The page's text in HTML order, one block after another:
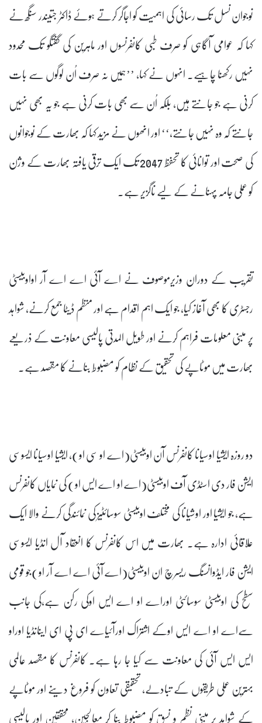
نوجوان نسل تک رسائی کی اہمیت کو اجاگر کرتے ہوئے ڈاکٹر جتیندر سنگھ نے
کہا کہ عوامی آگاہی کو صرف طبی کانفرنسوں اور ماہرین کی گفتگو تک محدود
نہیں رکھنا چاہیے۔ انہوں نے کہا، ’’ہمیں نہ صرف اُن لوگوں سے بات
کرنی ہے جو جانتے ہیں، بلکہ اُن سے بھی بات کرنی ہے جو یہ بھی نہیں
جانتے کہ وہ نہیں جانتے،‘‘ اور انھوں نے مزید کہا کہ بھارت کے نوجوانوں
کی صحت اور توانائی کا تحفظ 2047 تک ایک ترقی یافتہ بھارت کے وژن
کو عملی جامہ پہنانے کے لیے ناگزیر ہے۔
تقریب کے دوران وزیرموصوف نے اے آئی اے اے آر اواوبیسٹی
رجسٹری کا بھی آغاز کیا، جو ایک اہم اقدام ہے اور منظم ڈیٹا جمع کرنے، شواہد
پر مبنی معلومات فراہم کرنے اور طویل المدتی پالیسی معاونت کے ذریعے
بھارت میں موٹاپے کی تحقیق کے نظام کو مضبوط بنانے کا مقصد ہے۔
دو روزہ ایشیا اوسیانا کانفرنس آن اوبیسٹی(اے او سی او)، ایشیا اوسیانا ایسوسی
ایشن فار دی اسٹڈی آف اوبیسٹی(اے او اے ایس او) کی نمایاں کانفرنس
ہے، جو ایشیا اور اوشیانا کی مختلف اوبیسٹی سوسائٹیز کی نمائندگی کرنے والا ایک
علاقائی ادارہ ہے۔ بھارت میں اس کانفرنس کا انعقاد آل انڈیا ایسوسی
ایشن فار ایڈوانسنگ ریسرچ ان اوبیسٹی(اے آئی اے اے آر او)جو قومی
سطح کی اوبیسٹی سوسائٹی اوراے او اے ایس اوکی رکن ہے،کی جانب
سےاے او اے ایس اوکے اشتراک اورآئیاے ای پی ای اینانڈیا اوراو
ایس ایس آئی کی معاونت سے کیا جا رہا ہے۔ کانفرنس کا مقصد عالمی
بہترین عملی طریقوں کے تبادلے، تحقیقی تعاون کو فروغ دینے اور موٹاپے